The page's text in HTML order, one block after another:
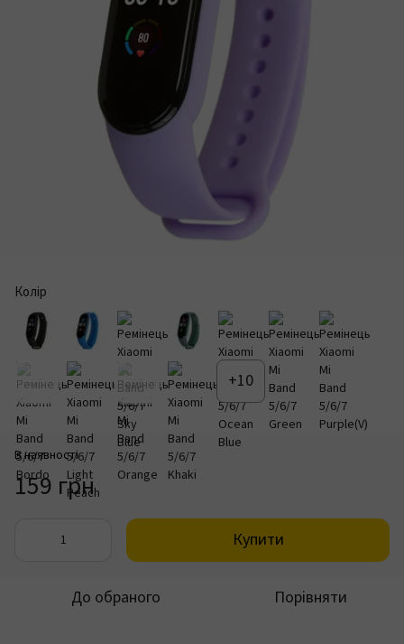
Колір
+10
В наявності
159 грн
Купити
До обраного Порівняти